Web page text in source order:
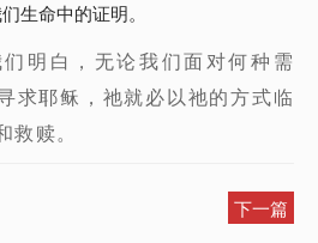
生命中的证明。
明白，无论我们面对何种需
求耶稣，祂就必以祂的方式临
赎。
下一篇